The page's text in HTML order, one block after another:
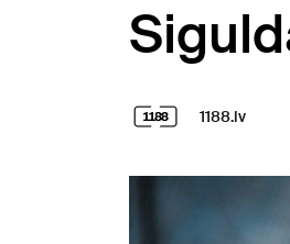
1188.lv